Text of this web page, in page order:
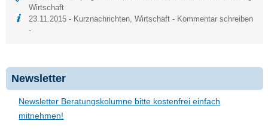
Wirtschaft
23.11.2015 - Kurznachrichten ,Wirtschaft - Kommentar schreiben
-
Newsletter
Newsletter Beratungskolumne bitte kostenfrei einfach
mitnehmen!